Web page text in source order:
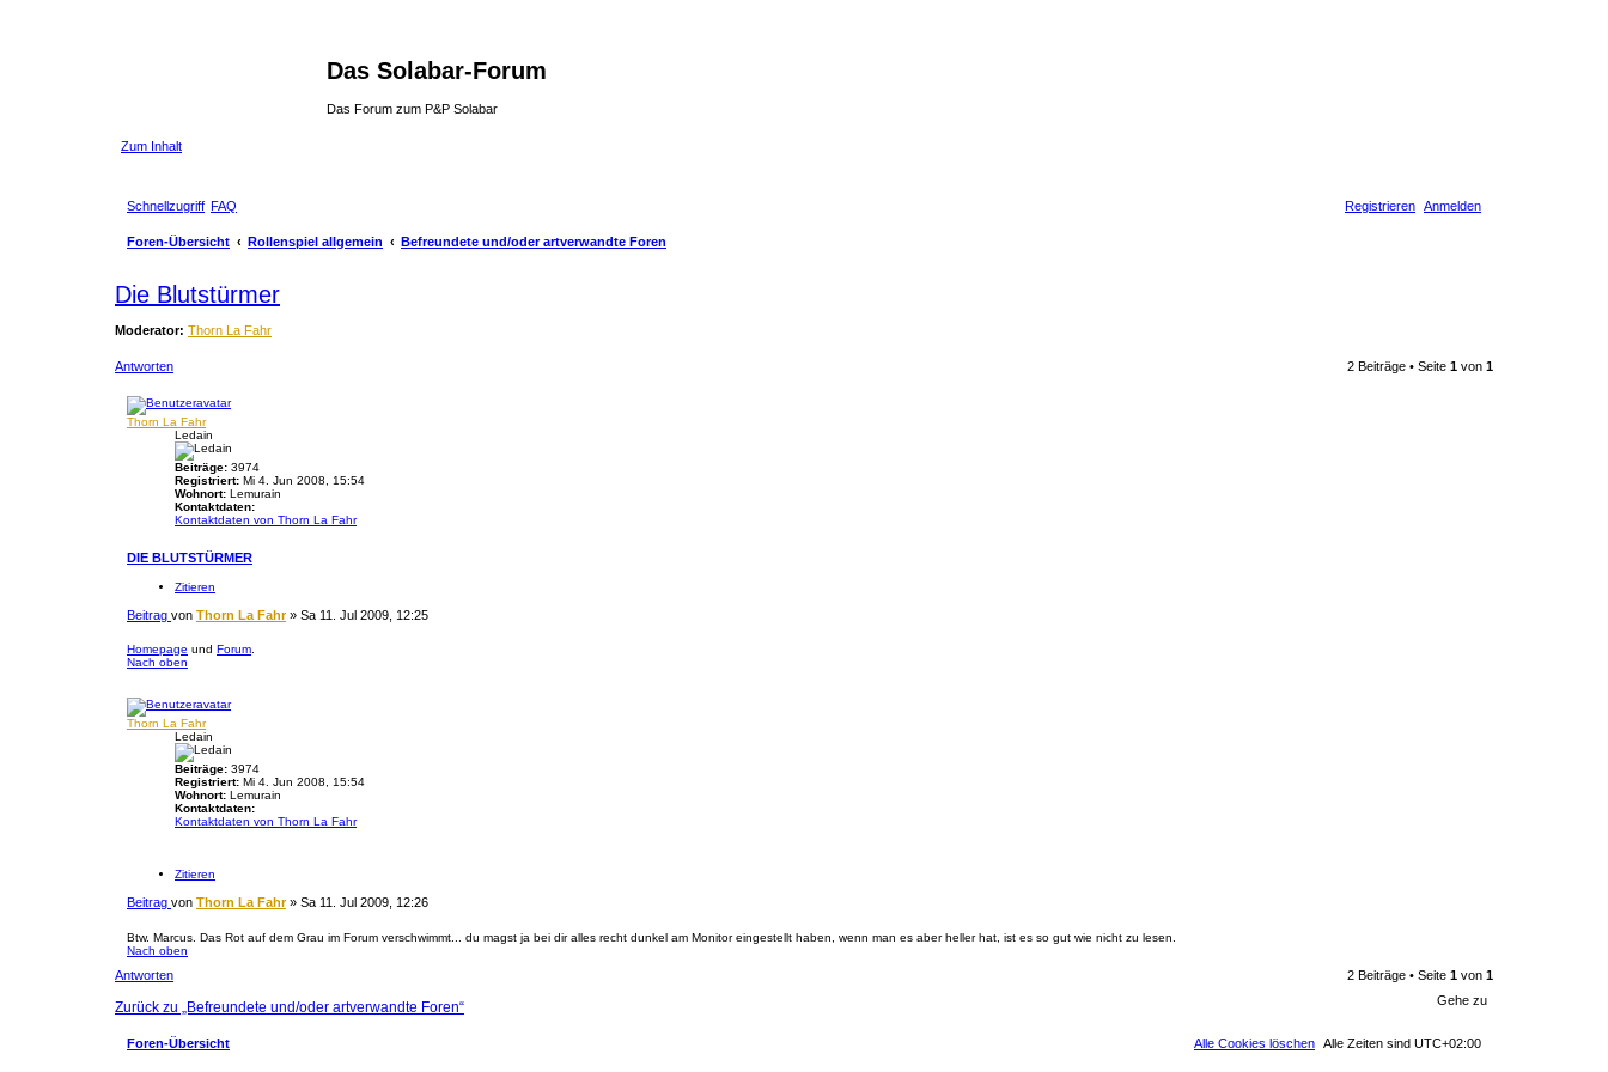
Das Solabar-Forum
Das Forum zum P&P Solabar
Zum Inhalt
Schnellzugriff FAQ Anmelden
Registrieren
Foren-Übersicht Rollenspiel allgemein Befreundete und/oder artverwandte Foren
Die Blutstürmer
Moderator: Thorn La Fahr
Antworten 2 Beiträge • Seite 1 von 1
Thorn La Fahr
Ledain
Beiträge: 3974
Registriert: Mi 4. Jun 2008, 15:54
Wohnort: Lemurain
Kontaktdaten:
Kontaktdaten von Thorn La Fahr
DIE BLUTSTÜRMER
Zitieren
Beitrag von Thorn La Fahr» Sa 11. Jul 2009, 12:25
Homepage und Forum.
Nach oben
Thorn La Fahr
Ledain
Beiträge: 3974
Registriert: Mi 4. Jun 2008, 15:54
Wohnort: Lemurain
Kontaktdaten:
Kontaktdaten von Thorn La Fahr
Zitieren
Beitrag von Thorn La Fahr» Sa 11. Jul 2009, 12:26
Btw. Marcus. Das Rot auf dem Grau im Forum verschwimmt... du magst ja bei dir alles recht dunkel am Monitor eingestellt haben, wenn man es aber heller hat, ist es so gut wie nicht zu lesen.
Nach oben
Antworten 2 Beiträge • Seite 1 von 1
Zurück zu „Befreundete und/oder artverwandte Foren“ Gehe zu
Foren-Übersicht Alle Zeiten sind UTC+02:00
Alle Cookies löschen